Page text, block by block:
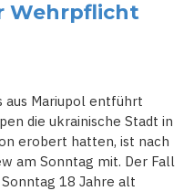
Wehrpflicht
aus Mariupol entführt
die ukrainische Stadt in
erobert hatten, ist nach
am Sonntag mit. Der Fall
18 Jahre alt